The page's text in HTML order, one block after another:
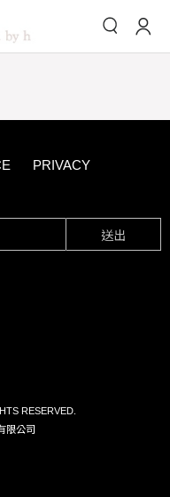
PRIVACY
送出
RESERVED.
限公司